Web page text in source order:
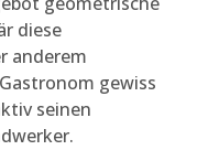
diese
anderem
gewiss
seinen